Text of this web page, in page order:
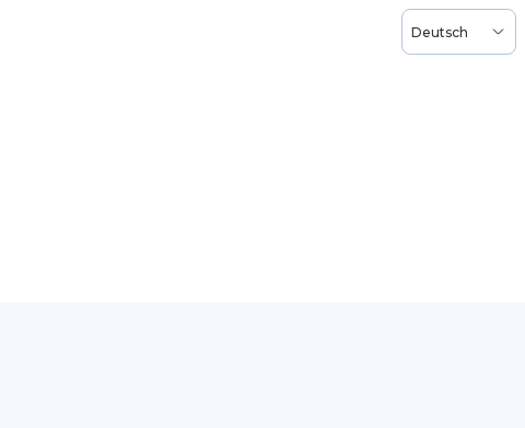
Deutsch